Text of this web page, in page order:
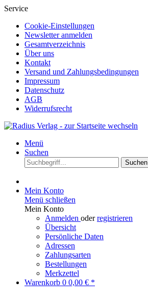
Service
Cookie-Einstellungen
Newsletter anmelden
Gesamtverzeichnis
Über uns
Kontakt
Versand und Zahlungsbedingungen
Impressum
Datenschutz
AGB
Widerrufsrecht
Menü
Suchen
Suchen
Mein Konto
Menü schließen
Mein Konto
Anmelden oderregistrieren
Übersicht
Persönliche Daten
Adressen
Zahlungsarten
Bestellungen
Merkzettel
Warenkorb 0 0,00 € *